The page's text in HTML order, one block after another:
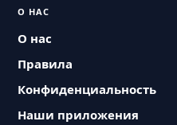
О НАС
О нас
Правила
Конфиденциальность
Наши приложения